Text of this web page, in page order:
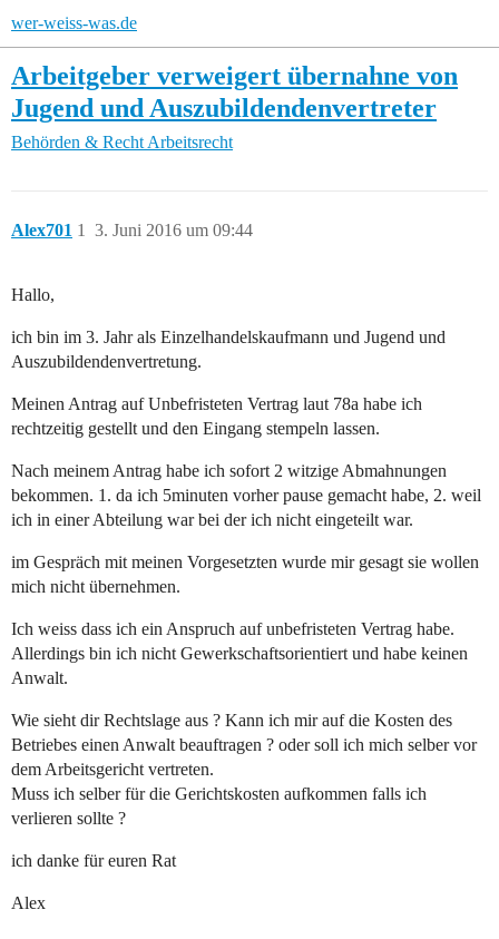
wer-weiss-was.de
Arbeitgeber verweigert übernahne von
Jugend und Auszubildendenvertreter
Behörden & Recht Arbeitsrecht
Alex701 3. Juni 2016 um 09:44
1
Hallo,
ich bin im 3. Jahr als Einzelhandelskaufmann und Jugend und
Auszubildendenvertretung.
Meinen Antrag auf Unbefristeten Vertrag laut 78a habe ich
rechtzeitig gestellt und den Eingang stempeln lassen.
Nach meinem Antrag habe ich sofort 2 witzige Abmahnungen
bekommen. 1. da ich 5minuten vorher pause gemacht habe, 2. weil
ich in einer Abteilung war bei der ich nicht eingeteilt war.
im Gespräch mit meinen Vorgesetzten wurde mir gesagt sie wollen
mich nicht übernehmen.
Ich weiss dass ich ein Anspruch auf unbefristeten Vertrag habe.
Allerdings bin ich nicht Gewerkschaftsorientiert und habe keinen
Anwalt.
Wie sieht dir Rechtslage aus ? Kann ich mir auf die Kosten des
Betriebes einen Anwalt beauftragen ? oder soll ich mich selber vor
dem Arbeitsgericht vertreten.
Muss ich selber für die Gerichtskosten aufkommen falls ich
verlieren sollte ?
ich danke für euren Rat
Alex